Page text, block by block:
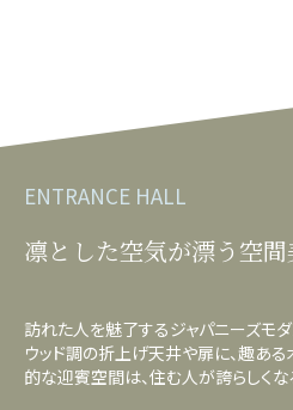
ENTRANCE HALL
凛とした空気が漂う空間
訪れた人を魅了するジャパニーズモダ
ウッド調の折上げ天井や扉に、趣あ
的な迎賓空間は、住む人が誇らしくな